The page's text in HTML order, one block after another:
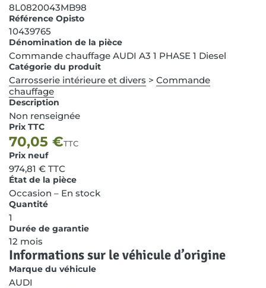
8L0820043MB98
Référence Opisto
10439765
Dénomination de la pièce
Commande chauffage AUDI A3 1 PHASE 1 Diesel
Catégorie du produit
Carrosserie intérieure et divers > Commande
chauffage
Description
Non renseignée
Prix TTC
70,05 €TTC
Prix neuf
974,81 € TTC
État de la pièce
Occasion – En stock
Quantité
1
Durée de garantie
12 mois
Informations sur le véhicule d’origine
Marque du véhicule
AUDI